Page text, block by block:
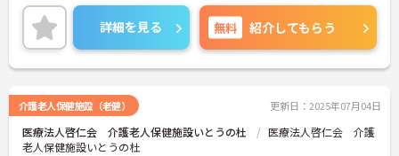
ご興味がある方は是非一度マイナビまでお問合せ下
さい。更に詳細などお伝えします。
詳細を見る 無料 紹介してもらう
介護老人保健施設（老健） 更新日：2025年07月04日
医療法人啓仁会 介護老人保健施設いとうの杜
医療法人啓仁会 介護
老人保健施設いとうの杜